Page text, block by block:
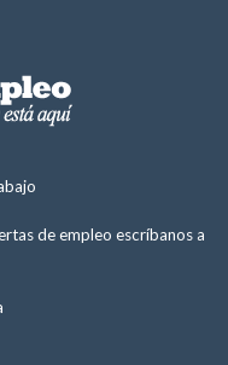
de empleo escríbanos a